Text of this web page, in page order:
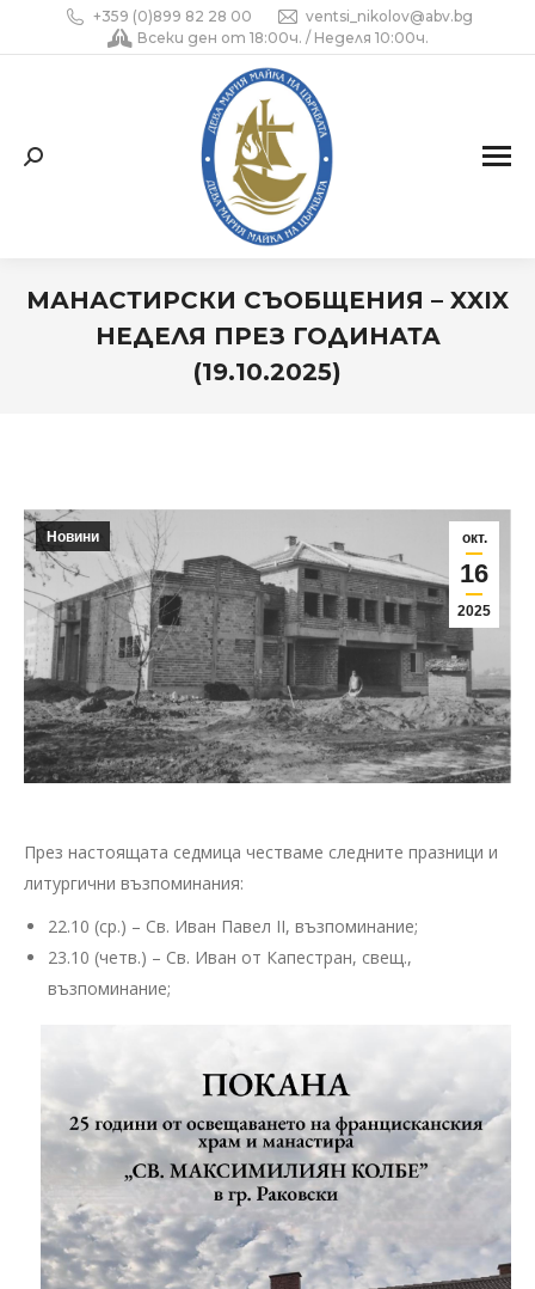
+359 (0)899 82 28 00
ventsi_nikolov@abv.bg
Всеки ден от 18:00ч. / Неделя 10:00ч.
Search:
МАНАСТИРСКИ СЪОБЩЕНИЯ – XXIX
НЕДЕЛЯ ПРЕЗ ГОДИНАТА
(19.10.2025)
окт.
16
2025
Новини
През настоящата седмица честваме следните празници и
литургични възпоминания:
22.10 (ср.) – Св. Иван Павел II, възпоминание;
23.10 (четв.) – Св. Иван от Капестран, свещ.,
възпоминание;